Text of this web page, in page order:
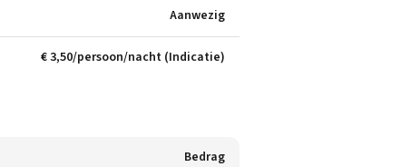
Aanwezig
€ 3,50/persoon/nacht (Indicatie)
Bedrag